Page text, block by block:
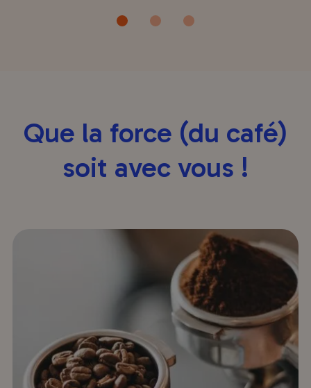
Que la force (du café)
soit avec vous !